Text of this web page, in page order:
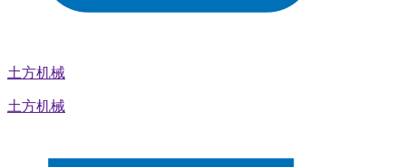
土方机械
土方机械